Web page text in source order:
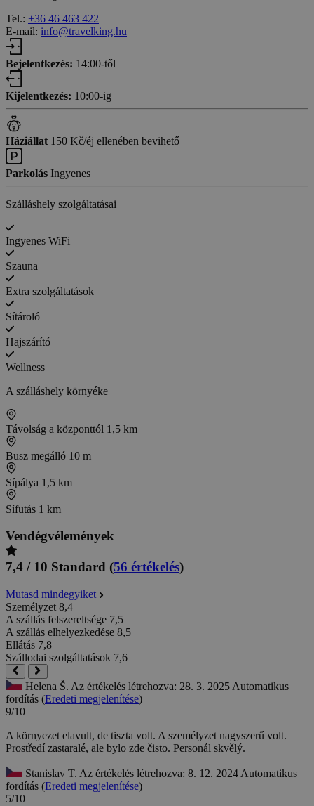
Tel.: +36 46 463 422
E-mail: info@travelking.hu
Bejelentkezés: 14:00-től
Kijelentkezés: 10:00-ig
Háziállat 150 Kč/éj ellenében bevihető
Parkolás Ingyenes
Szálláshely szolgáltatásai
Ingyenes WiFi
Szauna
Extra szolgáltatások
Sítároló
Hajszárító
Wellness
A szálláshely környéke
Távolság a központtól 1,5 km
Busz megálló 10 m
Sípálya 1,5 km
Sífutás 1 km
Vendégvélemények
7,4 / 10 Standard (56 értékelés)
Mutasd mindegyiket
Személyzet 8,4
A szállás felszereltsége 7,5
A szállás elhelyezkedése 8,5
Ellátás 7,8
Szállodai szolgáltatások 7,6
Helena Š. Az értékelés létrehozva: 28. 3. 2025 Automatikus
fordítás (Eredeti megjelenítése)
9/10
A környezet elavult, de tiszta volt. A személyzet nagyszerű volt.
Prostředí zastaralé, ale bylo zde čisto. Personál skvělý.
Stanislav T. Az értékelés létrehozva: 8. 12. 2024 Automatikus
fordítás (Eredeti megjelenítése)
5/10